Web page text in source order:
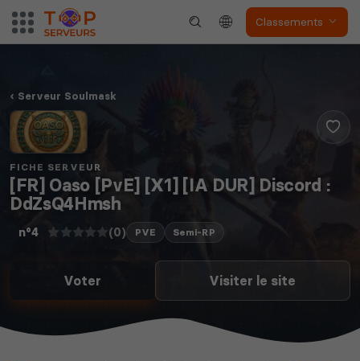
Classements
Serveur Soulmask
FICHE SERVEUR
[FR] Oaso [PvE] [X1] [IA DUR] Discord :
DdZsQ4Hmsh
n°4 (0) PVE Semi-RP
Voter Visiter le site